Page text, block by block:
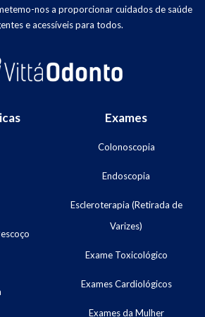
nos a proporcionar cuidados de saúde
e acessíveis para todos.
Exames
Colonoscopia
Endoscopia
Escleroterapia (Retirada de
Varizes)
Exame Toxicológico
Exames Cardiológicos
Exames da Mulher